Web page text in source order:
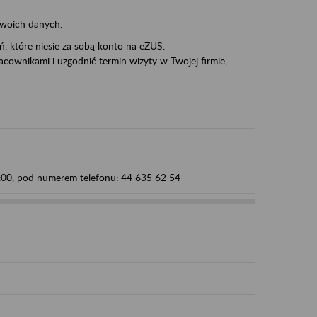
danych.
które niesie za sobą konto na eZUS.
i uzgodnić termin wizyty w Twojej firmie,
pod numerem telefonu: 44 635 62 54